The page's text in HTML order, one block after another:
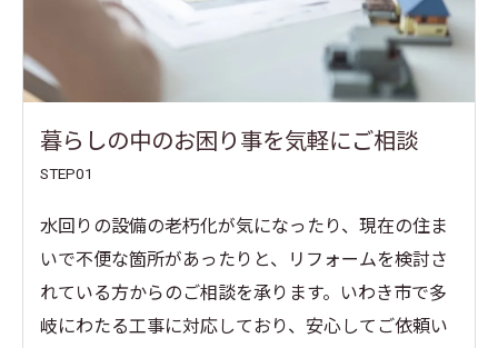
暮らしの中のお困り事を気軽にご相談
STEP01
水回りの設備の老朽化が気になったり、現在の住ま
いで不便な箇所があったりと、リフォームを検討さ
れている方からのご相談を承ります。いわき市で多
岐にわたる工事に対応しており、安心してご依頼い